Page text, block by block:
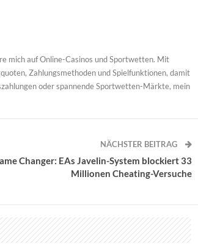
mich auf Online-Casinos und Sportwetten. Mit
Zahlungsmethoden und Spielfunktionen, damit
oder spannende Sportwetten-Märkte, mein
NÄCHSTER BEITRAG
Changer: EAs Javelin-System blockiert 33
Millionen Cheating-Versuche